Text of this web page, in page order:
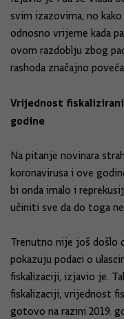
svim izazovima, no
odnosno vrijeme kada
ovom razdoblju zbog
rashoda značajno
Vrijednost
godine
Na pitanje novinara
koronavirusa i ove
bi onda imalo i
učiniti sve da do toga
Trenutno nije još došlo
pokazuju podaci o
fiskalizaciji, izjavio je.
fiskalizaciji, vrijednost
gotovo na razini 2019.